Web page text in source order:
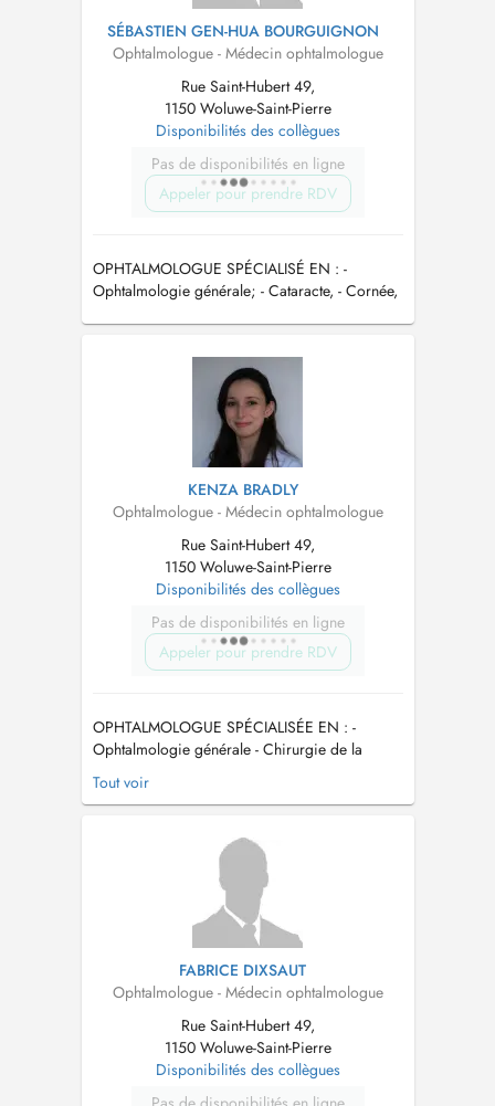
SÉBASTIEN GEN-HUA BOURGUIGNON
Ophtalmologue - Médecin ophtalmologue
Rue Saint-Hubert 49,
1150 Woluwe-Saint-Pierre
Disponibilités des collègues
Pas de disponibilités en ligne
Appeler pour prendre RDV
OPHTALMOLOGUE SPÉCIALISÉ EN : -
Ophtalmologie générale; - Cataracte, - Cornée,
KENZA BRADLY
Ophtalmologue - Médecin ophtalmologue
Rue Saint-Hubert 49,
1150 Woluwe-Saint-Pierre
Disponibilités des collègues
Pas de disponibilités en ligne
Appeler pour prendre RDV
OPHTALMOLOGUE SPÉCIALISÉE EN : -
Ophtalmologie générale - Chirurgie de la
Cornée médicale - Prend les enfants à partir de
Tout voir
FABRICE DIXSAUT
Ophtalmologue - Médecin ophtalmologue
Rue Saint-Hubert 49,
1150 Woluwe-Saint-Pierre
Disponibilités des collègues